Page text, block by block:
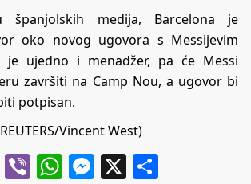
španjolskih medija, Barcelona je
oko novog ugovora s Messijevim
ujedno i menadžer, pa će Messi
završiti na Camp Nou, a ugovor bi
potpisan.
Vincent West)
LinkedIn
ViberWhatsApp
Messenger
X